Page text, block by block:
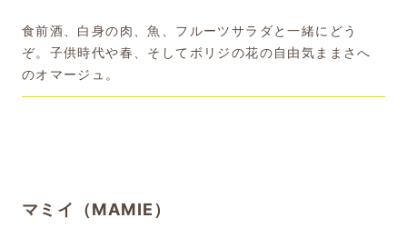
食前酒、白身の肉、魚、フルーツサラダと一緒にどう
ぞ。子供時代や春、そしてボリジの花の自由気ままさへ
のオマージュ。
マミイ（MAMIE）